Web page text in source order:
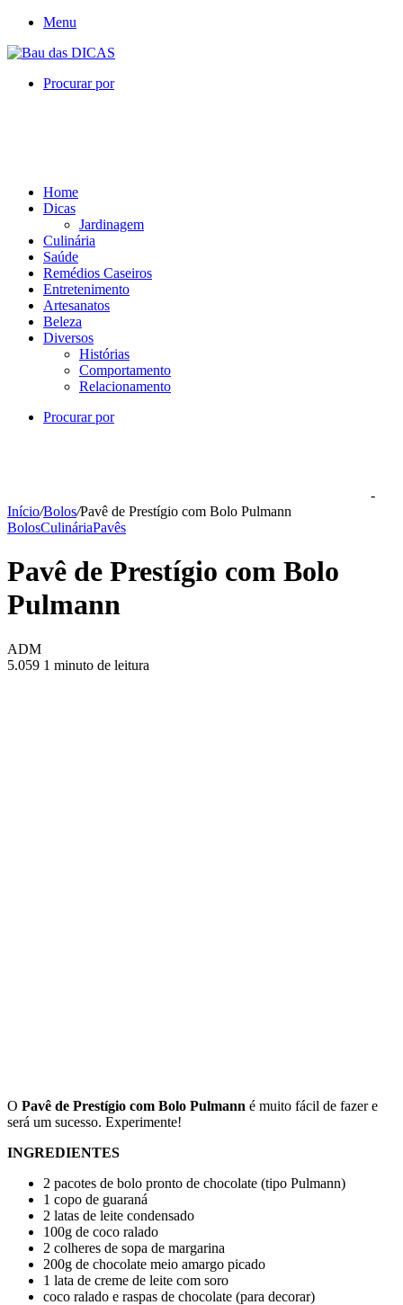
Menu
Procurar por
Home
Dicas
Jardinagem
Culinária
Saúde
Remédios Caseiros
Entretenimento
Artesanatos
Beleza
Diversos
Histórias
Comportamento
Relacionamento
Procurar por
-
Início/Bolos/Pavê de Prestígio com Bolo Pulmann
BolosCulináriaPavês
Pavê de Prestígio com Bolo
Pulmann
ADM
5.059 1 minuto de leitura
O Pavê de Prestígio com Bolo Pulmann é muito fácil de fazer e
será um sucesso. Experimente!
INGREDIENTES
2 pacotes de bolo pronto de chocolate (tipo Pulmann)
1 copo de guaraná
2 latas de leite condensado
100g de coco ralado
2 colheres de sopa de margarina
200g de chocolate meio amargo picado
1 lata de creme de leite com soro
coco ralado e raspas de chocolate (para decorar)